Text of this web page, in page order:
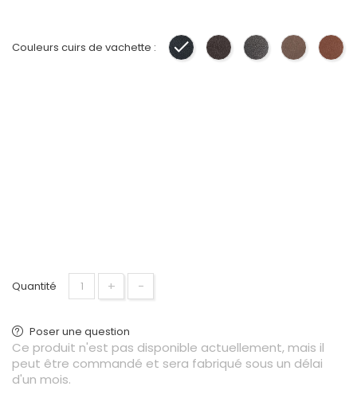
Couleurs cuirs de vachette : Noir MarronGris Taupe
Quantité + −
Poser une question
Ce produit n'est pas disponible actuellement, mais il
peut être commandé et sera fabriqué sous un délai
d'un mois.